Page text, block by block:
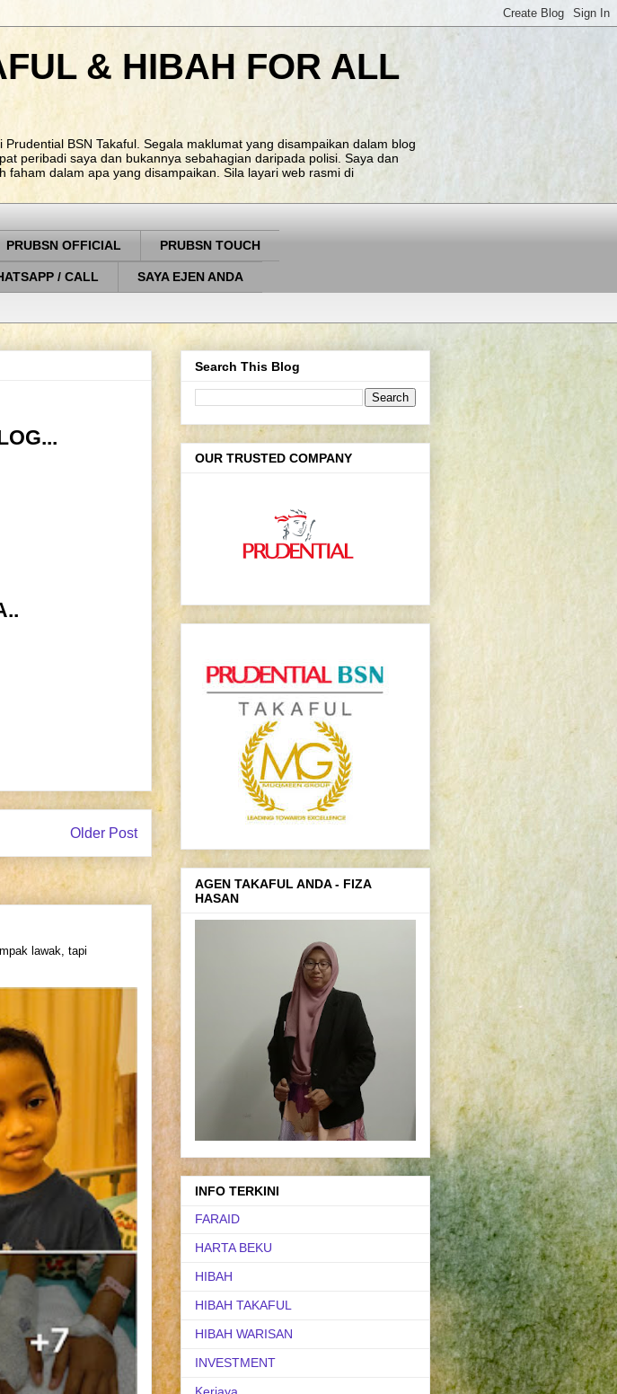
& HIBAH FOR ALL
BSN Takaful. Segala maklumat yang disampaikan dalam blog
peribadi saya dan bukannya sebahagian daripada polisi. Saya dan
dalam apa yang disampaikan. Sila layari web rasmi di
PRUBSN OFFICIAL PRUBSN TOUCH
/ CALL SAYA EJEN ANDA
Older Post
lawak, tapi
Search This Blog
OUR TRUSTED COMPANY
AGEN TAKAFUL ANDA - FIZA
HASAN
INFO TERKINI
FARAID
HARTA BEKU
HIBAH
HIBAH TAKAFUL
HIBAH WARISAN
INVESTMENT